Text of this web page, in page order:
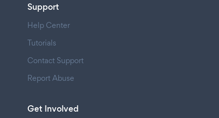
Support
Help Center
Tutorials
Contact Support
Report Abuse
Get Involved